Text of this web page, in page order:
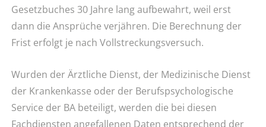
Gesetzbuches 30 Jahre lang aufbewahrt, weil erst
dann die Ansprüche verjähren. Die Berechnung der
Frist erfolgt je nach Vollstreckungsversuch.
Wurden der Ärztliche Dienst, der Medizinische Dienst
der Krankenkasse oder der Berufspsychologische
Service der BA beteiligt, werden die bei diesen
Fachdiensten angefallenen Daten entsprechend der